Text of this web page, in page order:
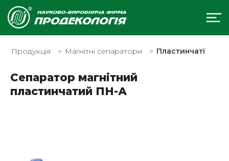
Продукція Магнітні сепаратори Пластинчаті
Сепаратор магнітний
пластинчатий ПН-А